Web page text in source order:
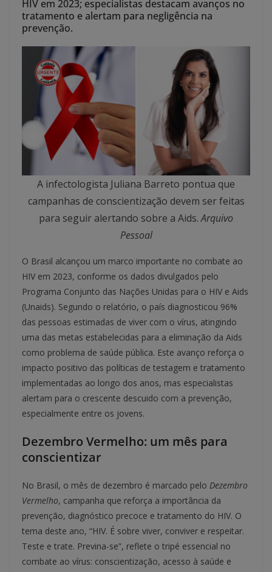
HIV em 2023; especialistas destacam avanços no
tratamento e alertam para negligência na
prevenção.
A infectologista Juliana Barreto pontua que
campanhas de conscientização devem ser feitas
para seguir alertando sobre a Aids.Arquivo
Pessoal
O Brasil alcançou um marco importante no combate ao
HIV em 2023, conforme os dados divulgados pelo
Programa Conjunto das Nações Unidas para o HIV e Aids
(Unaids). Segundo o relatório, o país diagnosticou 96%
das pessoas estimadas de viver com o vírus, atingindo
uma das metas estabelecidas para a eliminação da Aids
como problema de saúde pública. Este avanço reforça o
impacto positivo das políticas de testagem e tratamento
implementadas ao longo dos anos, mas especialistas
alertam para o crescente descuido com a prevenção,
especialmente entre os jovens.
Dezembro Vermelho: um mês para
conscientizar
No Brasil, o mês de dezembro é marcado pelo Dezembro
Vermelho, campanha que reforça a importância da
prevenção, diagnóstico precoce e tratamento do HIV. O
tema deste ano, “HIV. É sobre viver, conviver e respeitar.
Teste e trate. Previna-se”, reflete o tripé essencial no
combate ao vírus: conscientização, acesso à saúde e